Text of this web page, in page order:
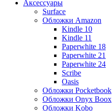
Аксессуары
Surface
Обложки Amazon
Kindle 10
Kindle 11
Paperwhite 18
Paperwhite 21
Paperwhite 24
Scribe
Oasis
Обложки Pocketbook
Обложки Onyx Boox
Обложки Kobo